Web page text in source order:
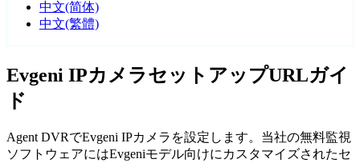
中文(简体)
中文(繁體)
Evgeni IPカメラセットアップURLガイ
ド
Agent DVRでEvgeni IPカメラを設定します。当社の無料監視
ソフトウェアにはEvgeniモデル向けにカスタマイズされたセ